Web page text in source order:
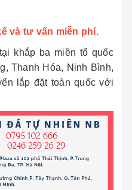
và tư vấn miễn phí.
khắp ba miền tổ quốc
Thanh Hóa, Ninh Bình,
lắp đặt toàn quốc với